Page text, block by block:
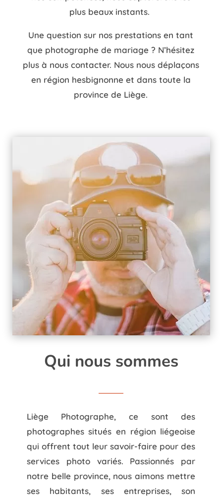
plus beaux instants.
Une question sur nos prestations en tant
que photographe de mariage ? N’hésitez
plus à nous contacter. Nous nous déplaçons
en région hesbignonne et dans toute la
province de Liège.
Qui nous sommes
Liège Photographe, ce sont des
photographes situés en région liégeoise
qui offrent tout leur savoir-faire pour des
services photo variés. Passionnés par
notre belle province, nous aimons mettre
ses habitants, ses entreprises, son